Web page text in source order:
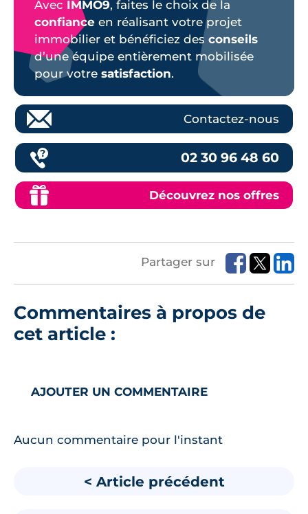
Avec IMMO9, faites le choix de la
confiance en réalisant votre projet
immobilier et bénéficiez des conseils
d’une équipe entièrement mobilisée
pour votre satisfaction.
Contactez-nous
02 30 96 48 60
Découvrez nos offres
Partager sur
Commentaires à propos de
cet article :
AJOUTER UN COMMENTAIRE
Aucun commentaire pour l'instant
< Article précédent